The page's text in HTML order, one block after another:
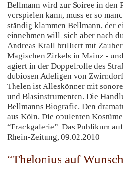
Bellmann wird zur Soiree in den
vorspielen kann, muss er so
ständig klammen Bellmann, der
einnehmen will, sich aber nach
Andreas Krall brilliert mit
Magischen Zirkels in Mainz -
agiert in der Doppelrolle des
dubiosen Adeligen von
Thelen ist Alleskönner mit
und Blasinstrumenten. Die
Bellmanns Biografie. Den
aus Köln. Die opulenten
“Frackgalerie”. Das Publikum
Rhein-Zeitung, 09.02.2010
“Thelonius auf